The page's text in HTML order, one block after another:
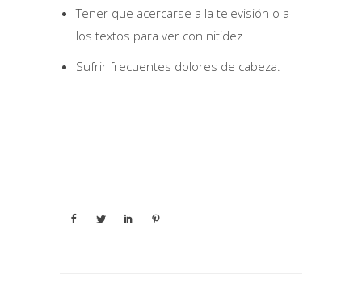
Tener que acercarse a la televisión o a
los textos para ver con nitidez
Sufrir frecuentes dolores de cabeza.